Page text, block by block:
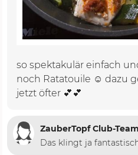
so spektakulär einfach
noch Ratatouile ☺️ dazu
jetzt öfter 💕💕
ZauberTopf Club-Team
Das klingt ja